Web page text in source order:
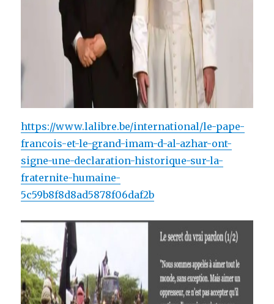
https://www.lalibre.be/international/le-pape-
francois-et-le-grand-imam-d-al-azhar-ont-
signe-une-declaration-historique-sur-la-
fraternite-humaine-
5c59b8f8d8ad5878f06daf2b